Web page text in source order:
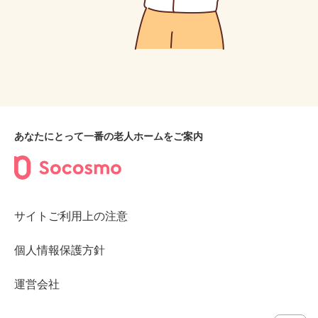
あなたにとって一番の老人ホームをご案内
サイトご利用上の注意
個人情報保護方針
運営会社